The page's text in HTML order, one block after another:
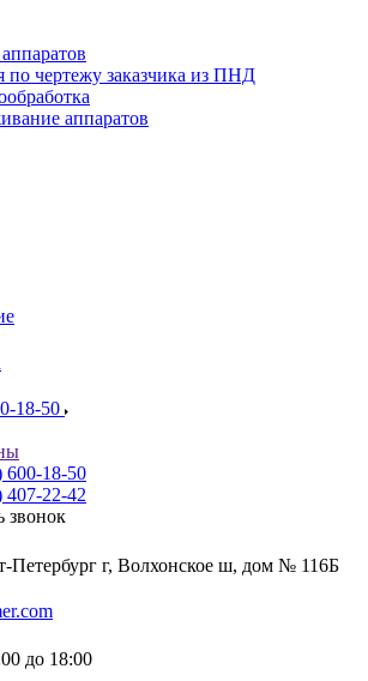
по чертежу заказчика из ПНД
аппаратов
18-50
600-18-50
407-22-42
звонок
Петербург г, Волхонское ш, дом № 116Б
до 18:00